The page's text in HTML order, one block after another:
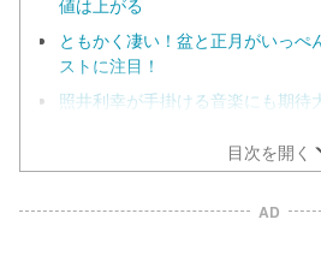
ともかく凄い！盆と正月がいっぺ
ストに注目！
照井利幸が手掛ける音楽にも期待
目次を開く
AD